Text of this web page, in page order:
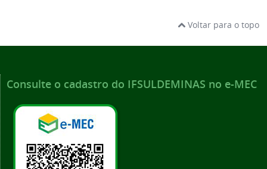
Voltar para o topo
Consulte o cadastro do IFSULDEMINAS no e-MEC